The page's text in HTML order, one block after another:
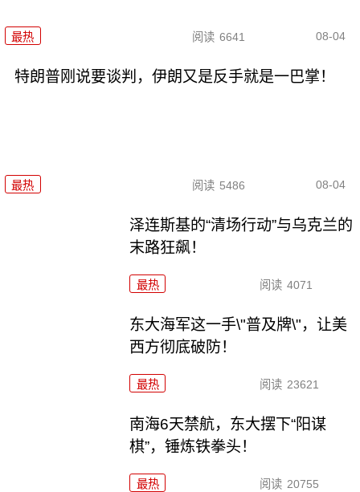
最热 阅读 6641 08-04
特朗普刚说要谈判，伊朗又是反手就是一巴掌！
最热 阅读 5486 08-04
泽连斯基的“清场行动”与乌克兰的
末路狂飙！
最热 阅读 4071
东大海军这一手\"普及牌\"，让美
西方彻底破防！
最热 阅读 23621
南海6天禁航，东大摆下“阳谋
棋”，锤炼铁拳头！
最热 阅读 20755